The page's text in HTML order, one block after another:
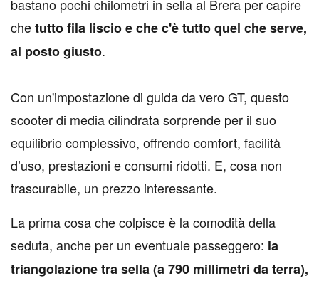
bastano pochi chilometri in sella al Brera per capire
chetutto fila liscio e che c'è tutto quel che serve,
al posto giusto.
Con un'impostazione di guida da vero GT, questo
scooter di media cilindrata sorprende per il suo
equilibrio complessivo, offrendo comfort, facilità
d’uso, prestazioni e consumi ridotti. E, cosa non
trascurabile, un prezzo interessante.
La prima cosa che colpisce è la comodità della
seduta, anche per un eventuale passeggero: la
triangolazione tra sella (a 790 millimetri da terra),